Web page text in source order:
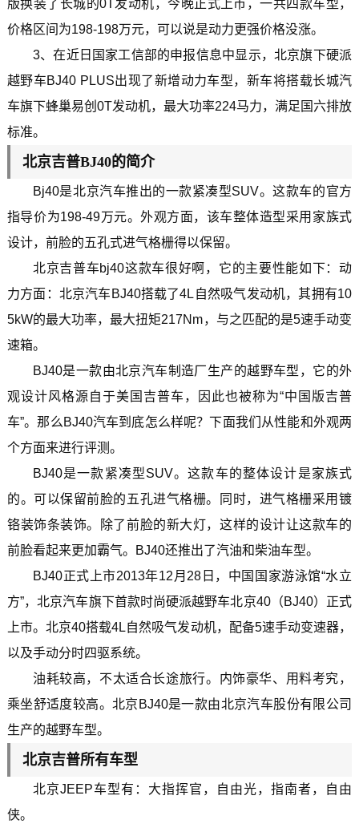
版换装了长城的0T发动机，今晚正式上市，一共四款车型，
价格区间为198-198万元，可以说是动力更强价格没涨。
3、在近日国家工信部的申报信息中显示，北京旗下硬派
越野车BJ40 PLUS出现了新增动力车型，新车将搭载长城汽
车旗下蜂巢易创0T发动机，最大功率224马力，满足国六排放
标准。
北京吉普BJ40的简介
Bj40是北京汽车推出的一款紧凑型SUV。这款车的官方
指导价为198-49万元。外观方面，该车整体造型采用家族式
设计，前脸的五孔式进气格栅得以保留。
北京吉普车bj40这款车很好啊，它的主要性能如下：动
力方面：北京汽车BJ40搭载了4L自然吸气发动机，其拥有10
5kW的最大功率，最大扭矩217Nm，与之匹配的是5速手动变
速箱。
BJ40是一款由北京汽车制造厂生产的越野车型，它的外
观设计风格源自于美国吉普车，因此也被称为“中国版吉普
车”。那么BJ40汽车到底怎么样呢？下面我们从性能和外观两
个方面来进行评测。
BJ40是一款紧凑型SUV。这款车的整体设计是家族式
的。可以保留前脸的五孔进气格栅。同时，进气格栅采用镀
铬装饰条装饰。除了前脸的新大灯，这样的设计让这款车的
前脸看起来更加霸气。BJ40还推出了汽油和柴油车型。
BJ40正式上市2013年12月28日，中国国家游泳馆“水立
方”，北京汽车旗下首款时尚硬派越野车北京40（BJ40）正式
上市。北京40搭载4L自然吸气发动机，配备5速手动变速器，
以及手动分时四驱系统。
油耗较高，不太适合长途旅行。内饰豪华、用料考究，
乘坐舒适度较高。北京BJ40是一款由北京汽车股份有限公司
生产的越野车型。
北京吉普所有车型
北京JEEP车型有：大指挥官，自由光，指南者，自由
侠。